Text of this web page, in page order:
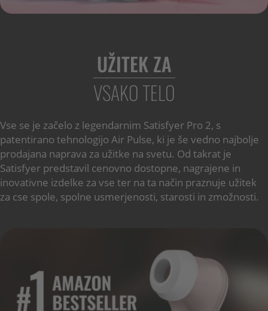
UŽITEK ZA
VSAKO TELO
Vse se je začelo z legendarnim Satisfyer Pro 2, s
patentirano tehnologijo Air Pulse, ki je še vedno najbolje
prodajana naprava za užitke na svetu. Od takrat je
Satisfyer predstavil cenovno dostopne, nagrajene in
inovativne izdelke za vse ter na ta način praznuje užitek
za cse spole, spolne usmerjenosti, starosti in zmožnosti.